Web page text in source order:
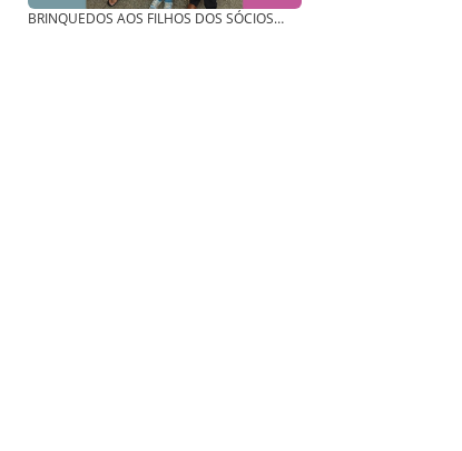
BRINQUEDOS AOS FILHOS DOS SÓCIOS: SINDICATO FEZ A ALEGRIA DA CRIANÇADA!